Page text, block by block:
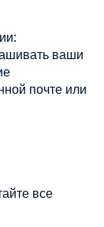
ваши
почте или
все